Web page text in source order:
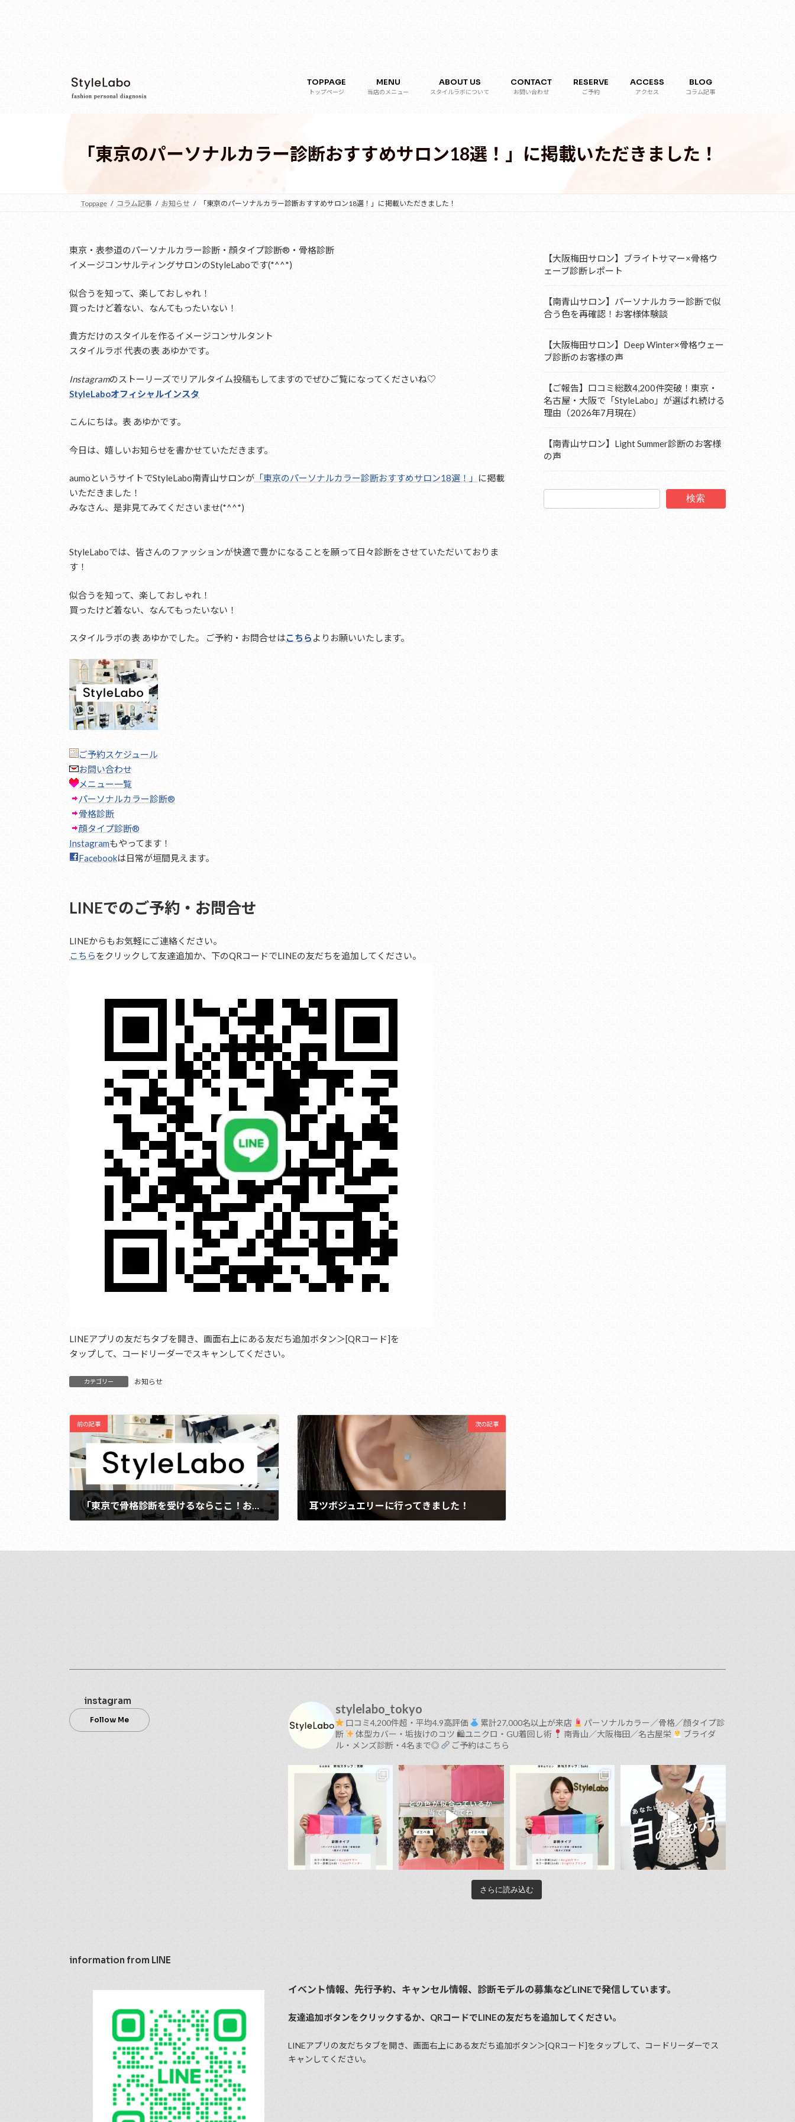
TOPPAGE
トップページ
MENU
当店のメニュー
ABOUT US
スタイルラボについて
CONTACT
お問い合わせ
RESERVE
ご予約
ACCESS
アクセス
BLOG
コラム記事
「東京のパーソナルカラー診断おすすめサロン18選！」に掲載いただきました！
Toppage コラム記事 お知らせ 「東京のパーソナルカラー診断おすすめサロン18選！」に掲載いただきました！
東京・表参道のパーソナルカラー診断・顔タイプ診断®︎・骨格診断
イメージコンサルティングサロンのStyleLaboです(*^^*)
似合うを知って、楽しておしゃれ！
買ったけど着ない、なんてもったいない！
貴方だけのスタイルを作るイメージコンサルタント
スタイルラボ 代表の表 あゆかです。
Instagramのストーリーズでリアルタイム投稿もしてますのでぜひご覧になってくださいね♡
StyleLaboオフィシャルインスタ
こんにちは。表 あゆかです。
今日は、嬉しいお知らせを書かせていただきます。
aumoというサイトでStyleLabo南青山サロンが 「東京のパーソナルカラー診断おすすめサロン18選！」 に掲載
いただきました！
みなさん、是非見てみてくださいませ(*^^*)
StyleLaboでは、皆さんのファッションが快適で豊かになることを願って日々診断をさせていただいておりま
す！
似合うを知って、楽しておしゃれ！
買ったけど着ない、なんてもったいない！
スタイルラボの表 あゆかでした。 ご予約・お問合せはこちら よりお願いいたします。
ご予約スケジュール
お問い合わせ
メニュー一覧
パーソナルカラー診断®︎
骨格診断
顔タイプ診断®︎
Instagramもやってます！
Facebookは日常が垣間見えます。
LINEでのご予約・お問合せ
LINEからもお気軽にご連絡ください。
こちらをクリックして友達追加か、下のQRコードでLINEの友だちを追加してください。
LINEアプリの友だちタブを開き、画面右上にある友だち追加ボタン＞[QRコード]を
タップして、コードリーダーでスキャンしてください。
カテゴリー お知らせ
前の記事
「東京で骨格診断を受けるならここ！おすすめの人気サロン10選」に掲載いただきました！
次の記事
耳ツボジュエリーに行ってきました！
【大阪梅田サロン】ブライトサマー×骨格ウ
ェーブ診断レポート
【南青山サロン】パーソナルカラー診断で似
合う色を再確認！お客様体験談
【大阪梅田サロン】Deep Winter×骨格ウェー
ブ診断のお客様の声
【ご報告】口コミ総数4,200件突破！東京・
名古屋・大阪で「StyleLabo」が選ばれ続ける
理由（2026年7月現在）
【南青山サロン】Light Summer診断のお客様
の声
検索
instagram
Follow Me
stylelabo_tokyo
口コミ4,200件超・平均4.9高評価 累計27,000名以上が来店
パーソナルカラー／骨格／顔タイプ診
断
体型カバー・垢抜けのコツ 🛍ユニクロ・GU着回し術 南青山／大阪梅田／名古屋栄
ブライダ
ル・メンズ診断・4名まで◎
ご予約はこちら
さらに読み込む
information from LINE
イベント情報、先行予約、キャンセル情報、診断モデルの募集などLINEで発信しています。
友達追加ボタンをクリックするか、QRコードでLINEの友だちを追加してください。
LINEアプリの友だちタブを開き、画⾯右上にある友だち追加ボタン＞[QRコード]をタップして、コードリーダーでス
キャンしてください。